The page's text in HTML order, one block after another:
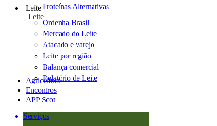
Proteínas Alternativas
Leite
Leite
Ordenha Brasil
Mercado do Leite
Atacado e varejo
Leite por região
Balança comercial
Relatório de Leite
Agricultura
Encontros
APP Scot
Serviços